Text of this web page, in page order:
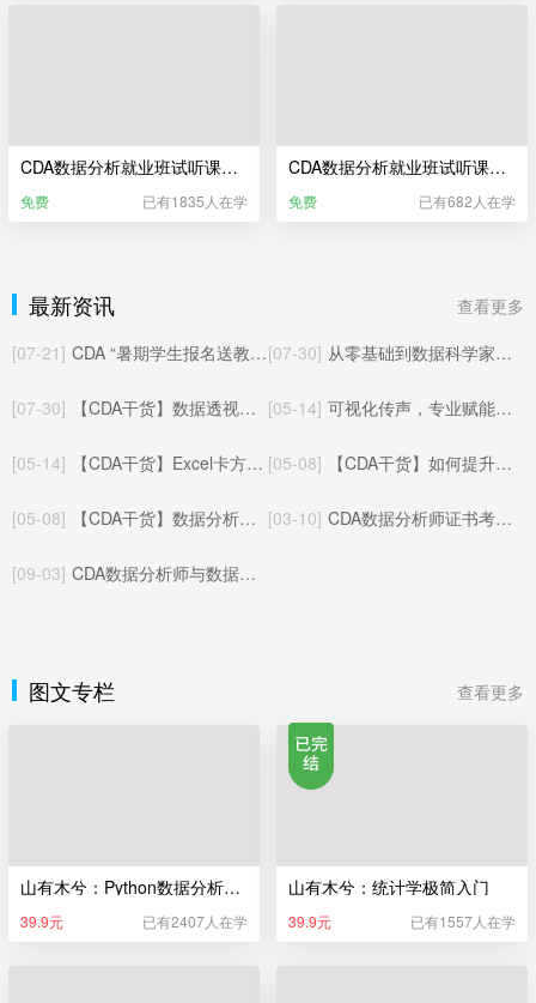
CDA数据分析就业班试听课——Excel业务数据分析（更新于2025年06月）
免费 已有1835人在学
CDA数据分析就业班试听课——Power BI商业智能分析
免费 已有682人在学
最新资讯
查看更多
[07-21] CDA “暑期学生报名送教材” 活动已开启！ [07-30] 从零基础到数据科学家：CDA三本官方教材全解读
[07-30] 【CDA干货】数据透视表数据批量对应匹配其他工作表的方法与实操应用 [05-14] 可视化传声，专业赋能：CDA数据分析师玩转统计制图核心价值
[05-14] 【CDA干货】Excel卡方检验完整教程：从零上手，轻松搞定统计显著性检验 [05-08] 【CDA干货】如何提升数据分析能力：从入门到精通的系统化成长路径
[05-08] 【CDA干货】数据分析与A/B测试：相辅相成的数据决策闭环 [03-10] CDA数据分析师证书考试体系（更新于2025年05月22日）
[09-03] CDA数据分析师与数据指标：基础概念与协同逻辑
图文专栏 查看更多
山有木兮：Python数据分析极简入门
39.9元 已有2407人在学
山有木兮：统计学极简入门
39.9元 已有1557人在学